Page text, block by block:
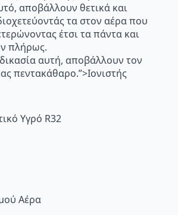
αποβάλλουν θετικά και
τα στον αέρα που
έτσι τα πάντα και
πλήρως.
αυτή, αποβάλλουν τον
πεντακάθαρο.”>Ιονιστής
Υγρό R32
Αέρα